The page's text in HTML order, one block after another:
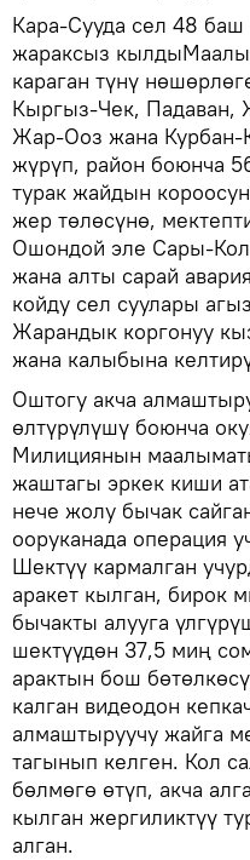
Кара-Сууда сел 48
жараксыз
караган түнү
Кыргыз-Чек,
Жар-Ооз жана Курбан-
жүрүп, район боюнча
турак жайдын
жер төлөсүнө,
Ошондой эле Сары-
жана алты сарай
койду сел суулары
Жарандык коргонуу
жана калыбына
Оштогу акча
өлтүрүлүшү боюнча
Милициянын
жаштагы эркек киши
нече жолу бычак
ооруканада операция
Шектүү кармалган
аракет кылган, бирок
бычакты алууга
шектүүдөн 37,5 миң
арактын бош
калган видеодон
алмаштыруучу жайга
тагынып келген. Кол
бөлмөгө өтүп, акча
кылган жергиликтүү
алган.